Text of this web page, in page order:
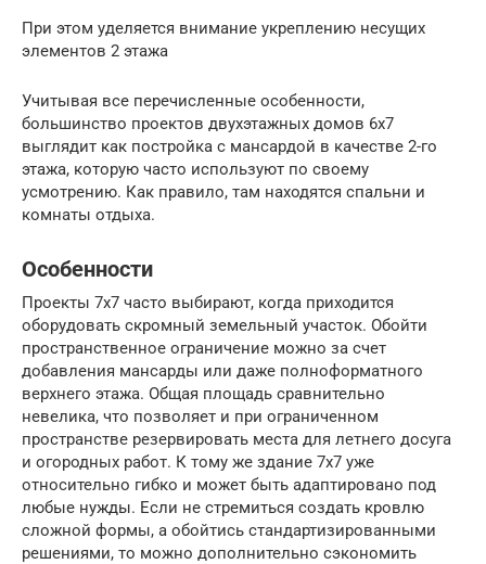
При этом уделяется внимание укреплению несущих
элементов 2 этажа
Учитывая все перечисленные особенности,
большинство проектов двухэтажных домов 6х7
выглядит как постройка с мансардой в качестве 2-го
этажа, которую часто используют по своему
усмотрению. Как правило, там находятся спальни и
комнаты отдыха.
Особенности
Проекты 7х7 часто выбирают, когда приходится
оборудовать скромный земельный участок. Обойти
пространственное ограничение можно за счет
добавления мансарды или даже полноформатного
верхнего этажа. Общая площадь сравнительно
невелика, что позволяет и при ограниченном
пространстве резервировать места для летнего досуга
и огородных работ. К тому же здание 7х7 уже
относительно гибко и может быть адаптировано под
любые нужды. Если не стремиться создать кровлю
сложной формы, а обойтись стандартизированными
решениями, то можно дополнительно сэкономить